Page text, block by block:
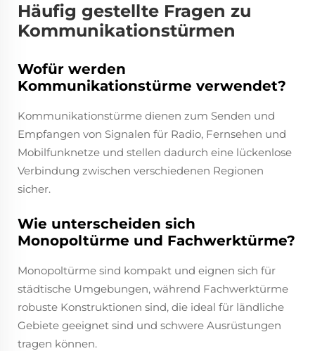
Häufig gestellte Fragen zu
Kommunikationstürmen
Wofür werden
Kommunikationstürme verwendet?
Kommunikationstürme dienen zum Senden und
Empfangen von Signalen für Radio, Fernsehen und
Mobilfunknetze und stellen dadurch eine lückenlose
Verbindung zwischen verschiedenen Regionen
sicher.
Wie unterscheiden sich
Monopoltürme und Fachwerktürme?
Monopoltürme sind kompakt und eignen sich für
städtische Umgebungen, während Fachwerktürme
robuste Konstruktionen sind, die ideal für ländliche
Gebiete geeignet sind und schwere Ausrüstungen
tragen können.